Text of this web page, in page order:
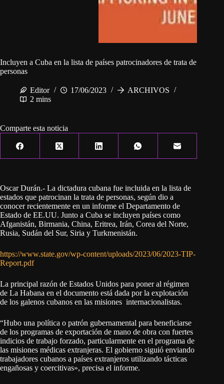
Incluyen a Cuba en la lista de países patrocinadores de trata de
personas
Editor 17/06/2023
ARCHIVOS
2 mins
Comparte esta noticia
Oscar Durán.- La dictadura cubana fue incluida en la lista de
estados que patrocinan la trata de personas, según dio a
conocer recientemente en un informe el Departamento de
Estado de EE.UU. Junto a Cuba se incluyen países como
Afganistán, Birmania, China, Eritrea, Irán, Corea del Norte,
Rusia, Sudán del Sur, Siria y Turkmenistán.
https://www.state.gov/wp-content/uploads/2023/06/2023-TIP-
Report.pdf
La principal razón de Estados Unidos para poner al régimen
de La Habana en el documento está dada por la explotación
de los galenos cubanos en las misiones internacionalistas.
“Hubo una política o patrón gubernamental para beneficiarse
de los programas de exportación de mano de obra con fuertes
indicios de trabajo forzado, particularmente en el programa de
las misiones médicas extranjeras. El gobierno siguió enviando
trabajadores cubanos a países extranjeros utilizando tácticas
engañosas y coercitivas», precisa el informe.